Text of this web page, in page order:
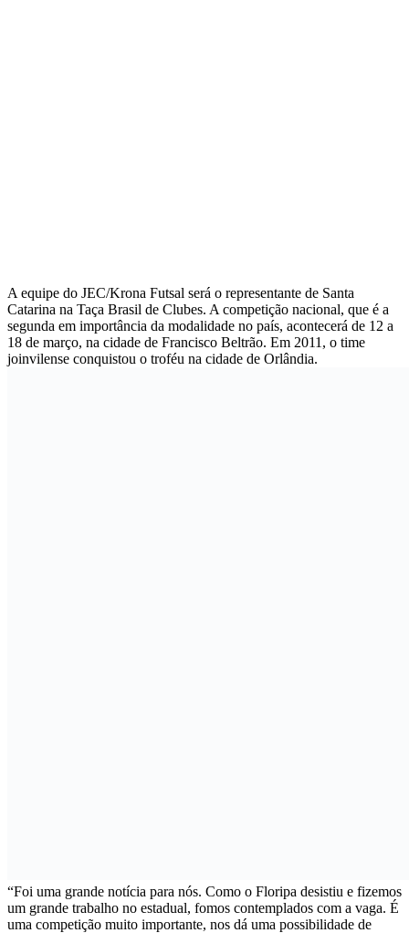
A equipe do JEC/Krona Futsal será o representante de Santa
Catarina na Taça Brasil de Clubes. A competição nacional, que é a
segunda em importância da modalidade no país, acontecerá de 12 a
18 de março, na cidade de Francisco Beltrão. Em 2011, o time
joinvilense conquistou o troféu na cidade de Orlândia.
“Foi uma grande notícia para nós. Como o Floripa desistiu e fizemos
um grande trabalho no estadual, fomos contemplados com a vaga. É
uma competição muito importante, nos dá uma possibilidade de